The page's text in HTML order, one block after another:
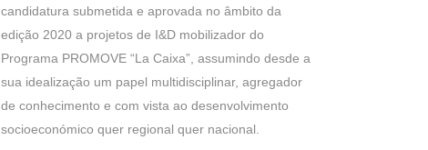
candidatura submetida e aprovada no âmbito da
edição 2020 a projetos de I&D mobilizador do
Programa PROMOVE “La Caixa”, assumindo desde a
sua idealização um papel multidisciplinar, agregador
de conhecimento e com vista ao desenvolvimento
socioeconómico quer regional quer nacional.